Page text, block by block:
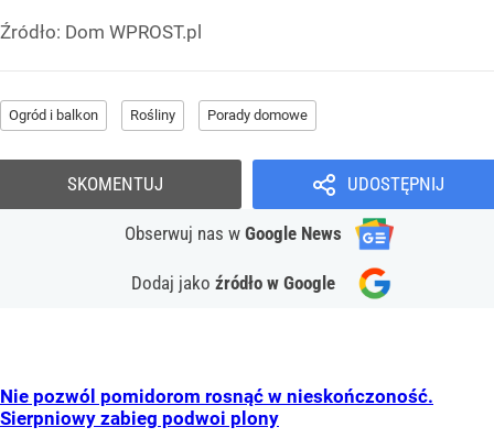
Źródło: Dom WPROST.pl
Ogród i balkon Rośliny Porady domowe
UDOSTĘPNIJ
Obserwuj nas w Google News
Dodaj jako źródło w Google
SKOMENTUJ
Nie pozwól pomidorom rosnąć w nieskończoność.
Sierpniowy zabieg podwoi plony